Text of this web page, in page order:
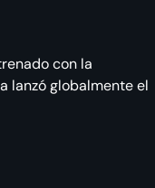
con la
lanzó globalmente el